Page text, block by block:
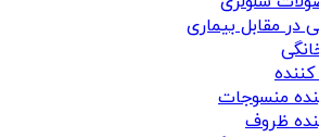
در مقابل بیماری
منسوجات
ظروف